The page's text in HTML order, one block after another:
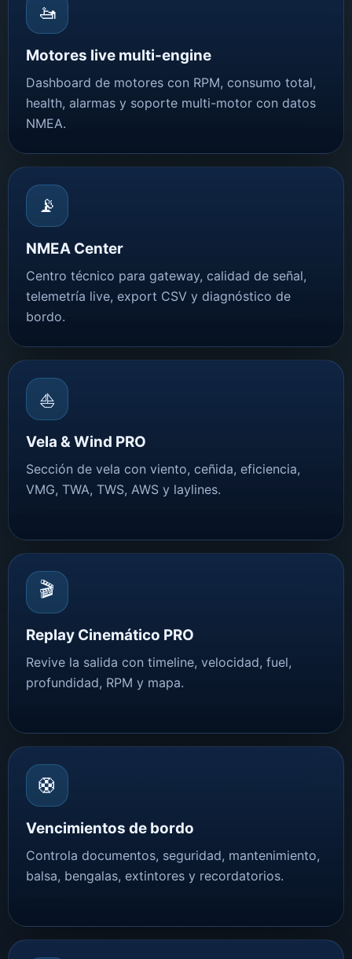
🚤
Motores live multi-engine
Dashboard de motores con RPM, consumo total,
health, alarmas y soporte multi-motor con datos
NMEA.
📡
NMEA Center
Centro técnico para gateway, calidad de señal,
telemetría live, export CSV y diagnóstico de
bordo.
⛵
Vela & Wind PRO
Sección de vela con viento, ceñida, eficiencia,
VMG, TWA, TWS, AWS y laylines.
🎬
Replay Cinemático PRO
Revive la salida con timeline, velocidad, fuel,
profundidad, RPM y mapa.
🛟
Vencimientos de bordo
Controla documentos, seguridad, mantenimiento,
balsa, bengalas, extintores y recordatorios.